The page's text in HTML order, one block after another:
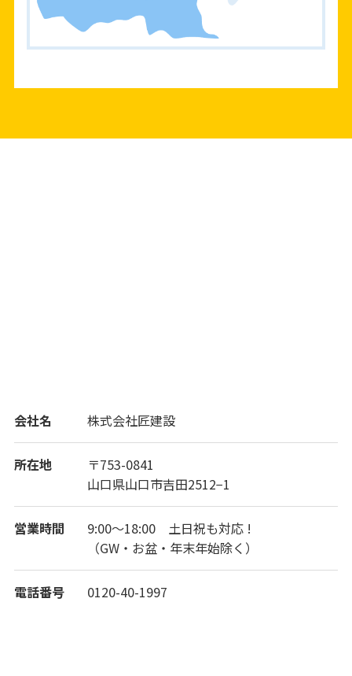
会社名 株式会社匠建設
所在地
〒753-0841
山口県山口市吉田2512−1
営業時間
9:00～18:00 土日祝も対応 !
（GW・お盆・年末年始除く）
電話番号 0120-40-1997